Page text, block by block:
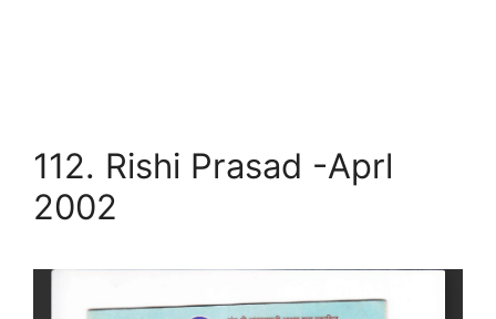
112. Rishi Prasad -Aprl
2002